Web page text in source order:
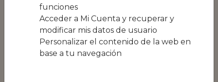
funciones
Acceder a Mi Cuenta y recuperar y
modificar mis datos de usuario
Personalizar el contenido de la web en
base a tu navegación